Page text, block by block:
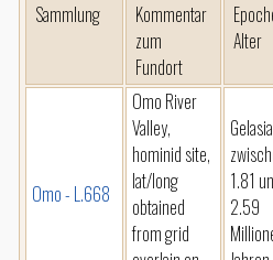
Sammlung
Kommentar
zum
Fundort
Alter
Omo - L.668
Omo River
Valley,
hominid site,
lat/long
obtained
from grid
1.81
2.59